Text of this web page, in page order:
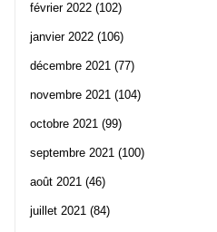
février 2022 (102)
janvier 2022 (106)
décembre 2021 (77)
novembre 2021 (104)
octobre 2021 (99)
septembre 2021 (100)
août 2021 (46)
juillet 2021 (84)